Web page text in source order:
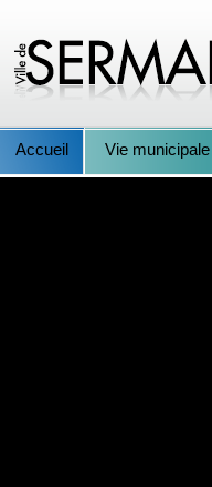
Accueil Vie municipale